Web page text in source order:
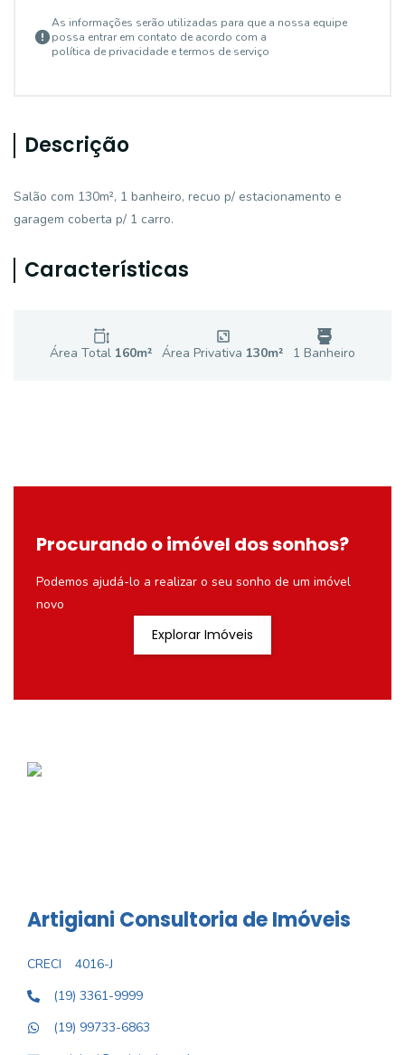
As informações serão utilizadas para que a nossa equipe
possa entrar em contato de acordo com a
política de privacidade e termos de serviço
Descrição
Salão com 130m², 1 banheiro, recuo p/ estacionamento e
garagem coberta p/ 1 carro.
Características
Área Total 160m² Área Privativa 130m² 1 Banheiro
Procurando o imóvel dos sonhos?
Podemos ajudá-lo a realizar o seu sonho de um imóvel
novo
Explorar Imóveis
Artigiani Consultoria de Imóveis
CRECI
4016-J
(19) 3361-9999
(19) 99733-6863